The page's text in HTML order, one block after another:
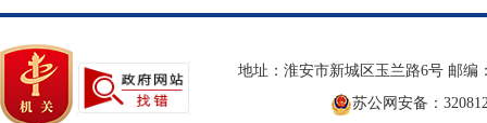
地址：淮安市新城区玉兰路6号 邮编
苏公网安备：